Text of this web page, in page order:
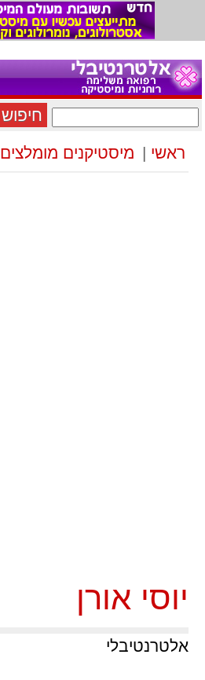
חיפוש
ראשי | מיסטיקנים מומלצים
יוסי אורן
אלטרנטיבלי